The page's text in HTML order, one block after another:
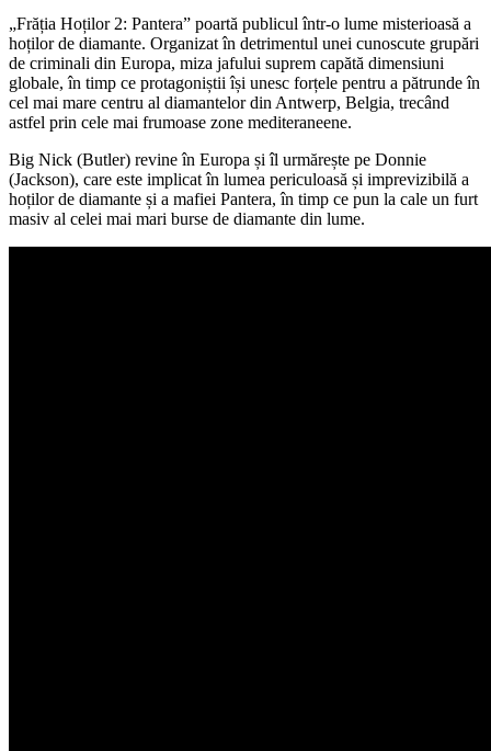
„Frăția Hoților 2: Pantera” poartă publicul într-o lume misterioasă a
hoților de diamante. Organizat în detrimentul unei cunoscute grupări
de criminali din Europa, miza jafului suprem capătă dimensiuni
globale, în timp ce protagoniștii își unesc forțele pentru a pătrunde în
cel mai mare centru al diamantelor din Antwerp, Belgia, trecând
astfel prin cele mai frumoase zone mediteraneene.
Big Nick (Butler) revine în Europa și îl urmărește pe Donnie
(Jackson), care este implicat în lumea periculoasă și imprevizibilă a
hoților de diamante și a mafiei Pantera, în timp ce pun la cale un furt
masiv al celei mai mari burse de diamante din lume.